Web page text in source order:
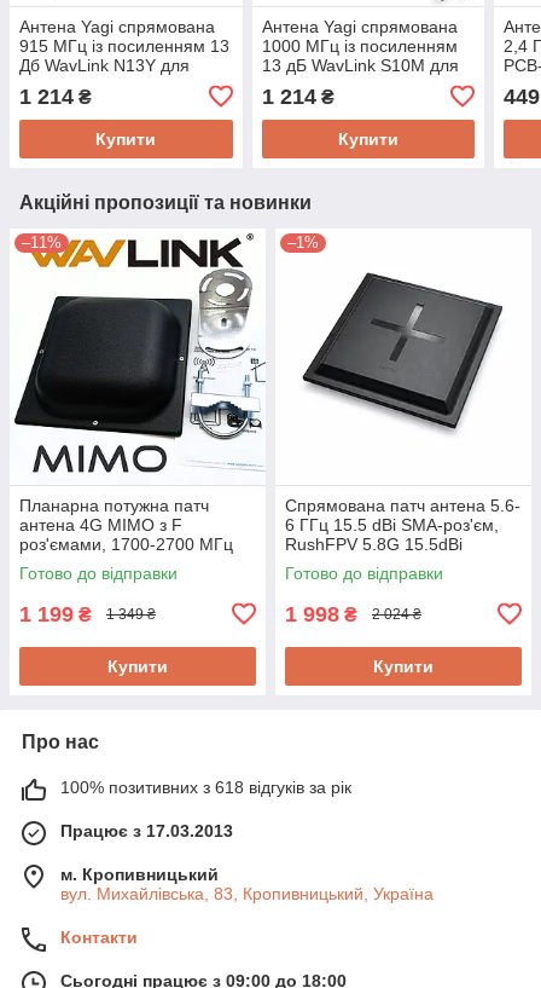
Антена Yagi спрямована
915 МГц із посиленням 13
Дб WavLink N13Y для
систем, FPV зв'язку
1 214 ₴
Купити
Антена Yagi спрямована
1000 МГц із посиленням
13 дБ WavLink S10M для
радіостанцій, FPV зв'язку
1 214₴
Купити
2,4
449
Акційні пропозиції та новинки
–11%
Планарна потужна патч
антена 4G MIMO з F
роз'ємами, 1700-2700 МГц
18 дБ WavLink F/4G.
Універсальне під'єднання
Готово до відправки
1 199 ₴ 1 349 ₴
Купити
–1%
Спрямована патч антена 5.6-
6 ГГц 15.5 dBi SMA-роз'єм,
RushFPV 5.8G 15.5dBi
Готово до відправки
1 998 ₴ 2 024 ₴
Купити
Про нас
100% позитивних з 618 відгуків за рік
Працює з 17.03.2013
м. Кропивницький
вул. Михайлівська, 83, Кропивницький, Україна
Контакти
Сьогодні працює з 09:00 до 18:00